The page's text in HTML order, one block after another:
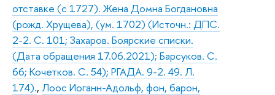
отставке (с 1727). Жена Домна Богдановна
(рожд. Хрущева), (ум. 1702) (Источн.: ДПС.
2-2. С. 101; Захаров. Боярские списки.
(Дата обращения 17.06.2021); Барсуков. С.
66; Кочетков. С. 54); РГАДА. 9-2. 49. Л.
174)., Лоос Иоганн-Адольф, фон, барон,